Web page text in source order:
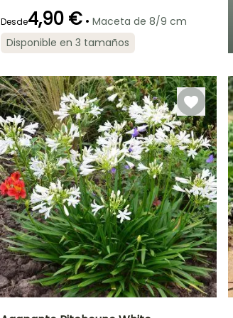
Periodo de floración
Julio a Agosto
Periodo de
Marzo a Junio
Desde4,90 € • Maceta de 8/9 cm
Disponible en 3 tamaños